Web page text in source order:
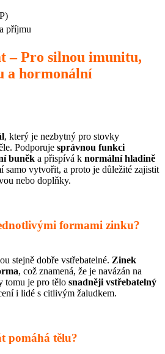
příjmu
– Pro silnou imunitu,
a hormonální
, který je nezbytný pro stovky
Podporuje správnou funkci
buněk a přispívá k normální hladině
samo vytvořit, a proto je důležité zajistit
nebo doplňky.
formami zinku?
stejně dobře vstřebatelné. Zinek
, což znamená, že je navázán na
tomu je pro tělo snadněji vstřebatelný
i lidé s citlivým žaludkem.
pomáhá tělu?